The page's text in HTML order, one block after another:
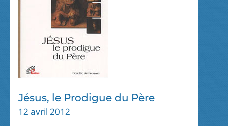
Jésus, le Prodigue du Père
12 avril 2012